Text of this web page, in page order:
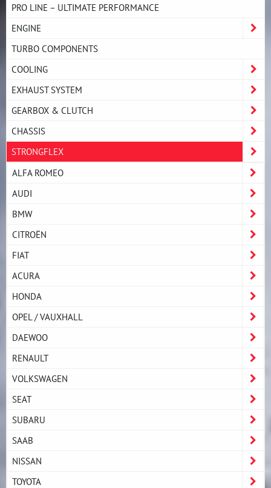
PRO LINE – ULTIMATE PERFORMANCE
ENGINE
TURBO COMPONENTS
COOLING
EXHAUST SYSTEM
GEARBOX & CLUTCH
CHASSIS
STRONGFLEX
ALFA ROMEO
AUDI
BMW
CITROËN
FIAT
ACURA
HONDA
OPEL / VAUXHALL
DAEWOO
RENAULT
VOLKSWAGEN
SEAT
SUBARU
SAAB
NISSAN
TOYOTA